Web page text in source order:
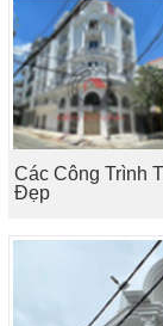
Các Công Trình
Đẹp